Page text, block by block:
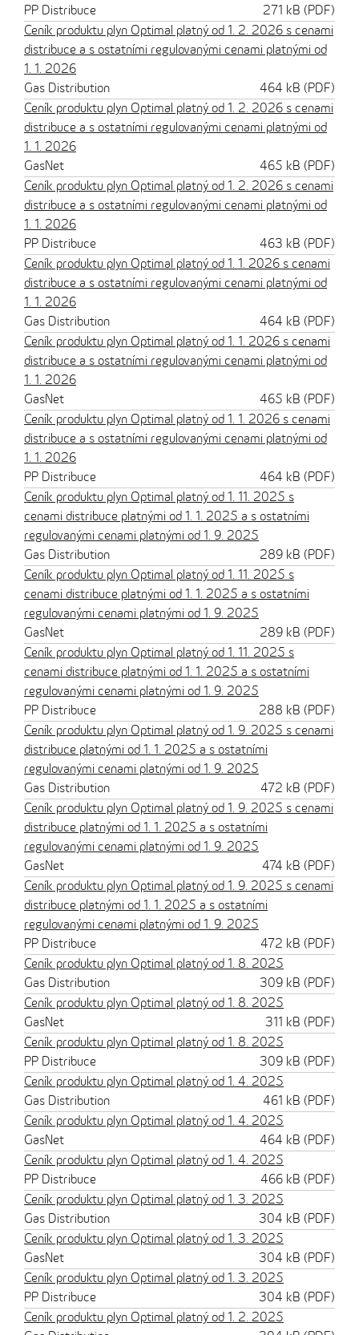
PP Distribuce
271 kB (PDF)
Ceník produktu plyn Optimal platný od 1. 2. 2026 s cenami
distribuce a s ostatními regulovanými cenami platnými od
1. 1. 2026
Gas Distribution
464 kB (PDF)
Ceník produktu plyn Optimal platný od 1. 2. 2026 s cenami
distribuce a s ostatními regulovanými cenami platnými od
1. 1. 2026
GasNet
465 kB (PDF)
Ceník produktu plyn Optimal platný od 1. 2. 2026 s cenami
distribuce a s ostatními regulovanými cenami platnými od
1. 1. 2026
PP Distribuce
463 kB (PDF)
Ceník produktu plyn Optimal platný od 1. 1. 2026 s cenami
distribuce a s ostatními regulovanými cenami platnými od
1. 1. 2026
Gas Distribution
464 kB (PDF)
Ceník produktu plyn Optimal platný od 1. 1. 2026 s cenami
distribuce a s ostatními regulovanými cenami platnými od
1. 1. 2026
GasNet
465 kB (PDF)
Ceník produktu plyn Optimal platný od 1. 1. 2026 s cenami
distribuce a s ostatními regulovanými cenami platnými od
1. 1. 2026
PP Distribuce
464 kB (PDF)
Ceník produktu plyn Optimal platný od 1. 11. 2025 s
cenami distribuce platnými od 1. 1. 2025 a s ostatními
regulovanými cenami platnými od 1. 9. 2025
Gas Distribution
289 kB (PDF)
Ceník produktu plyn Optimal platný od 1. 11. 2025 s
cenami distribuce platnými od 1. 1. 2025 a s ostatními
regulovanými cenami platnými od 1. 9. 2025
GasNet
289 kB (PDF)
Ceník produktu plyn Optimal platný od 1. 11. 2025 s
cenami distribuce platnými od 1. 1. 2025 a s ostatními
regulovanými cenami platnými od 1. 9. 2025
PP Distribuce
288 kB (PDF)
Ceník produktu plyn Optimal platný od 1. 9. 2025 s cenami
distribuce platnými od 1. 1. 2025 a s ostatními
regulovanými cenami platnými od 1. 9. 2025
Gas Distribution
472 kB (PDF)
Ceník produktu plyn Optimal platný od 1. 9. 2025 s cenami
distribuce platnými od 1. 1. 2025 a s ostatními
regulovanými cenami platnými od 1. 9. 2025
GasNet
474 kB (PDF)
Ceník produktu plyn Optimal platný od 1. 9. 2025 s cenami
distribuce platnými od 1. 1. 2025 a s ostatními
regulovanými cenami platnými od 1. 9. 2025
PP Distribuce
472 kB (PDF)
Ceník produktu plyn Optimal platný od 1. 8. 2025
Gas Distribution
309 kB (PDF)
Ceník produktu plyn Optimal platný od 1. 8. 2025
GasNet
311 kB (PDF)
Ceník produktu plyn Optimal platný od 1. 8. 2025
PP Distribuce
309 kB (PDF)
Ceník produktu plyn Optimal platný od 1. 4. 2025
Gas Distribution
461 kB (PDF)
Ceník produktu plyn Optimal platný od 1. 4. 2025
GasNet
464 kB (PDF)
Ceník produktu plyn Optimal platný od 1. 4. 2025
PP Distribuce
466 kB (PDF)
Ceník produktu plyn Optimal platný od 1. 3. 2025
Gas Distribution
304 kB (PDF)
Ceník produktu plyn Optimal platný od 1. 3. 2025
GasNet
304 kB (PDF)
Ceník produktu plyn Optimal platný od 1. 3. 2025
PP Distribuce
304 kB (PDF)
Ceník produktu plyn Optimal platný od 1. 2. 2025